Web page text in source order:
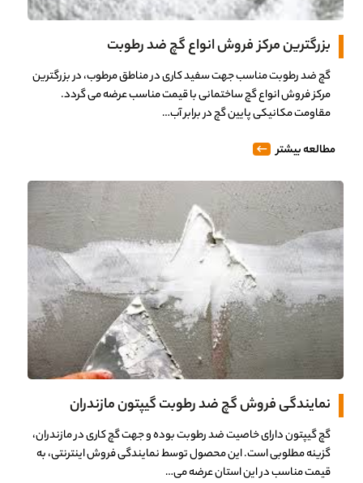
بزرگترین مرکز فروش انواع گچ ضد رطوبت
گچ ضد رطوبت مناسب جهت سفید کاری در مناطق مرطوب، در بزرگترین
مرکز فروش انواع گچ ساختمانی با قیمت مناسب عرضه می گردد.
مقاومت مکانیکی پایین گچ در برابر آب…
مطالعه بیشتر
نمایندگی فروش گچ ضد رطوبت گیپتون مازندران
گچ گیپتون دارای خاصیت ضد رطوبت بوده و جهت گچ کاری در مازندران،
گزینه مطلوبی است. این محصول توسط نمایندگی فروش اینترنتی، به
قیمت مناسب در این استان عرضه می…